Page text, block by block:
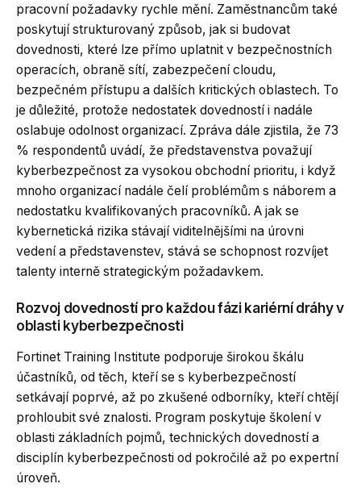
pracovní požadavky rychle mění. Zaměstnancům také
poskytují strukturovaný způsob, jak si budovat
dovednosti, které lze přímo uplatnit v bezpečnostních
operacích, obraně sítí, zabezpečení cloudu,
bezpečném přístupu a dalších kritických oblastech. To
je důležité, protože nedostatek dovedností i nadále
oslabuje odolnost organizací. Zpráva dále zjistila, že 73
% respondentů uvádí, že představenstva považují
kyberbezpečnost za vysokou obchodní prioritu, i když
mnoho organizací nadále čelí problémům s náborem a
nedostatku kvalifikovaných pracovníků. A jak se
kybernetická rizika stávají viditelnějšími na úrovni
vedení a představenstev, stává se schopnost rozvíjet
talenty interně strategickým požadavkem.
Rozvoj dovedností pro každou fázi kariérní dráhy v
oblasti kyberbezpečnosti
Fortinet Training Institute podporuje širokou škálu
účastníků, od těch, kteří se s kyberbezpečností
setkávají poprvé, až po zkušené odborníky, kteří chtějí
prohloubit své znalosti. Program poskytuje školení v
oblasti základních pojmů, technických dovedností a
disciplín kyberbezpečnosti od pokročilé až po expertní
úroveň.